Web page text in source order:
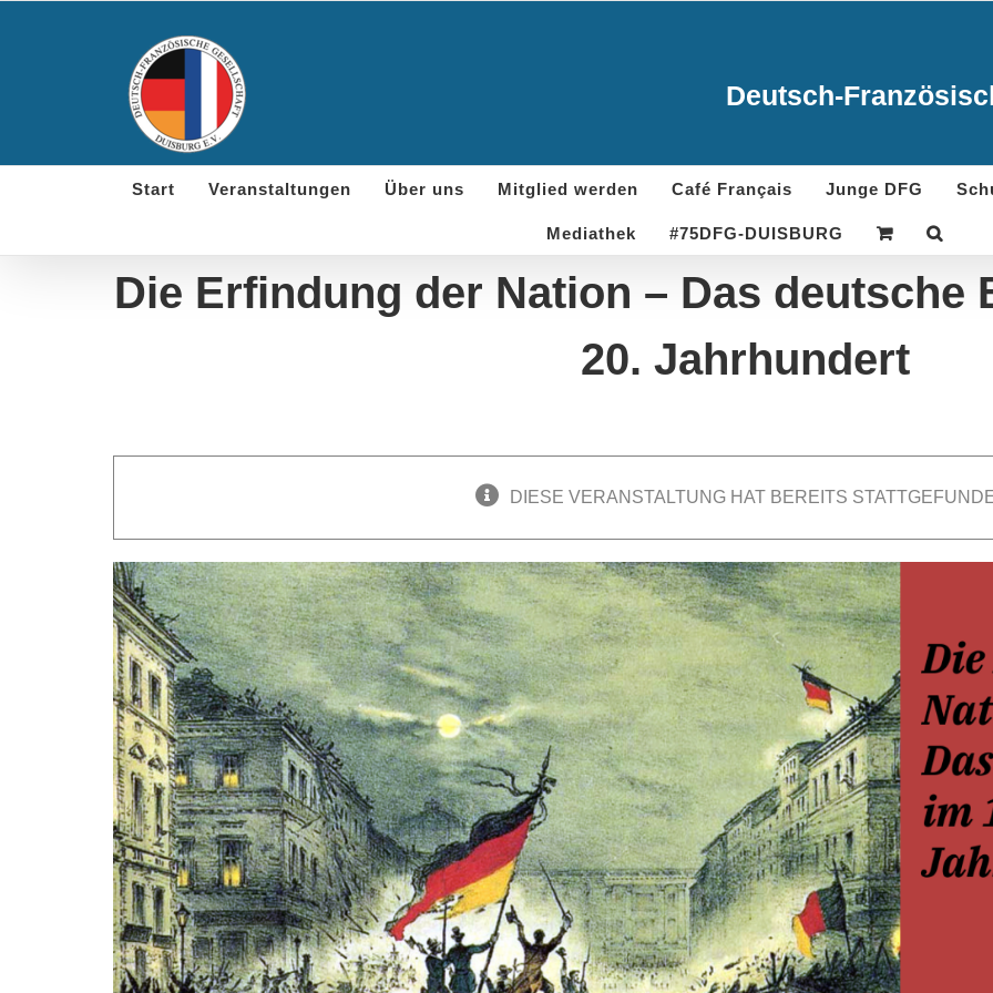
Deutsch-
Start Veranstaltungen Über uns Mitglied werden Café Français Junge DFG
Mediathek #75DFG-DUISBURG
Die Erfindung der Nation – Das deutsche
20. Jahrhundert
DIESE VERANSTALTUNG HAT BEREITS